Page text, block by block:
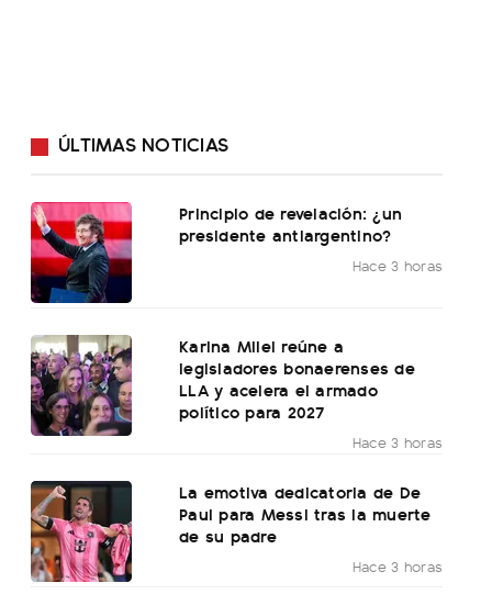
ÚLTIMAS NOTICIAS
Principio de revelación: ¿un
presidente antiargentino?
Hace 3 horas
Karina Milei reúne a
legisladores bonaerenses de
LLA y acelera el armado
político para 2027
Hace 3 horas
La emotiva dedicatoria de De
Paul para Messi tras la muerte
de su padre
Hace 3 horas